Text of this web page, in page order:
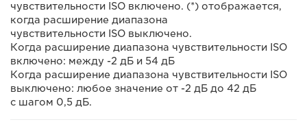
чувствительности ISO включено. (*) отображается,
когда расширение диапазона
чувствительности ISO выключено.
Когда расширение диапазона чувствительности ISO
включено: между -2 дБ и 54 дБ
Когда расширение диапазона чувствительности ISO
выключено: любое значение от -2 дБ до 42 дБ
с шагом 0,5 дБ.